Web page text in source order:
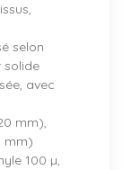
selon
solide
avec
mm),
mm)
100 µ,